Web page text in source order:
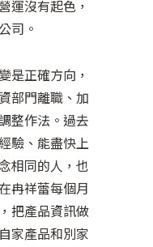
運沒有起色，
司。
是正確方向，
部門離職、加
整作法。過去
驗、能盡快上
相同的人，也
冉祥蕾每個月
把產品資訊做
家產品和別家